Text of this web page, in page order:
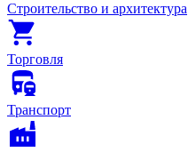
Строительство и архитектура
Торговля
Транспорт